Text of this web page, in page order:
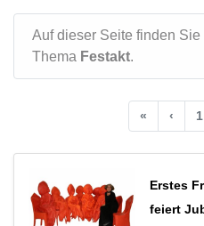
Auf dieser Seite finden
Thema Festakt.
« ‹ 1
Erstes
feiert